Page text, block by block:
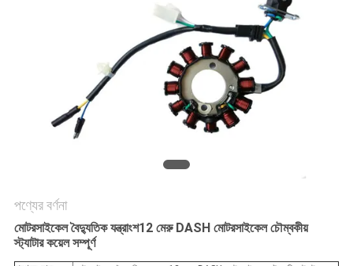
পণ্যের বর্ণনা
মোটরসাইকেল বৈদ্যুতিক যন্ত্রাংশ12 মেরু DASH মোটরসাইকেল চৌম্বকীয়
স্ট্যাটার কয়েল সম্পূর্ণ